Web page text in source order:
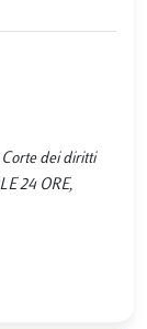
dei diritti
24 ORE,